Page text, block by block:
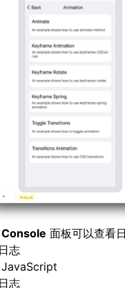
Console 面板可以查看
志
志